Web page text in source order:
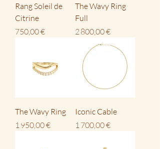
Rang Soleil de
Citrine
Prix
750,00 €
The Wavy Ring
Full
Prix
2 800,00 €
The Wavy Ring
Prix
1 950,00 €
Iconic Cable
Prix
1 700,00 €